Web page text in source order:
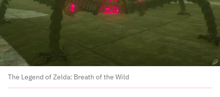
The Legend of Zelda: Breath of the Wild